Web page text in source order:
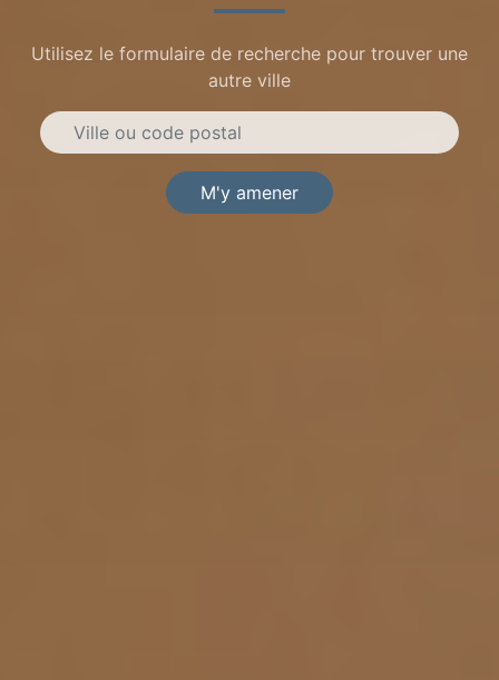
Utilisez le formulaire de recherche pour trouver une
autre ville
M'y amener